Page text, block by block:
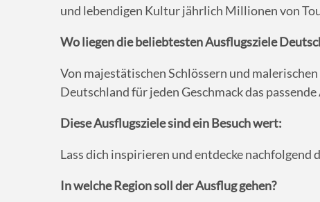
und lebendigen Kultur jährlich Millionen von
Wo liegen die beliebtesten Ausflugsziele
Von majestätischen Schlössern und
Deutschland für jeden Geschmack das
Diese Ausflugsziele sind ein Besuch wert:
Lass dich inspirieren und entdecke
In welche Region soll der Ausflug gehen?